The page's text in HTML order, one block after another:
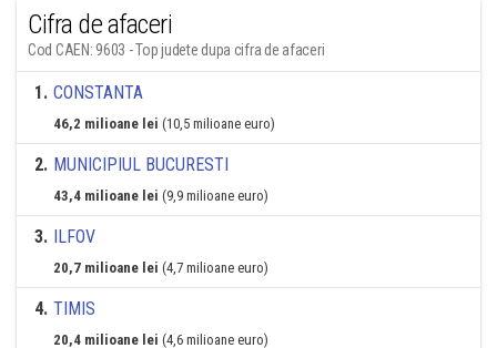
Cifra de afaceri
Cod CAEN: 9603 - Top judete dupa cifra de afaceri
1. CONSTANTA
46,2 milioane lei (10,5 milioane euro)
2. MUNICIPIUL BUCURESTI
43,4 milioane lei (9,9 milioane euro)
3. ILFOV
20,7 milioane lei (4,7 milioane euro)
4. TIMIS
20,4 milioane lei (4,6 milioane euro)